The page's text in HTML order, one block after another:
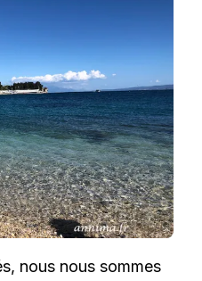
nous nous sommes